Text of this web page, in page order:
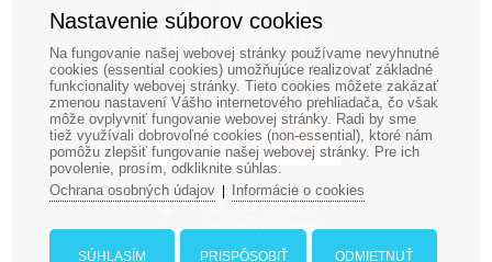
DIČ: 2024029755
‎+421 948 188 211
+421 908 666 767
ludopolis@ludopolis.sk
Nastavenie súborov cookies
Na fungovanie našej webovej stránky používame nevyhnutné
cookies (essential cookies) umožňujúce realizovať základné
funkcionality webovej stránky. Tieto cookies môžete zakázať
zmenou nastavení Vášho internetového prehliadača, čo však
môže ovplyvniť fungovanie webovej stránky. Radi by sme
tiež využívali dobrovoľné cookies (non-essential), ktoré nám
pomôžu zlepšiť fungovanie našej webovej stránky. Pre ich
povolenie, prosím, odkliknite súhlas.
Ochrana osobných údajov| Informácie o cookies
SÚHLASÍM PRISPÔSOBIŤ ODMIETNUŤ